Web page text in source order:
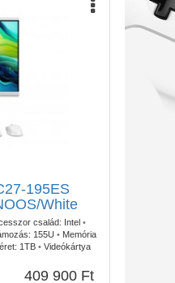
195ES
White
család: Intel •
155U • Memória
1TB • Videókártya
2 év
409 900 Ft